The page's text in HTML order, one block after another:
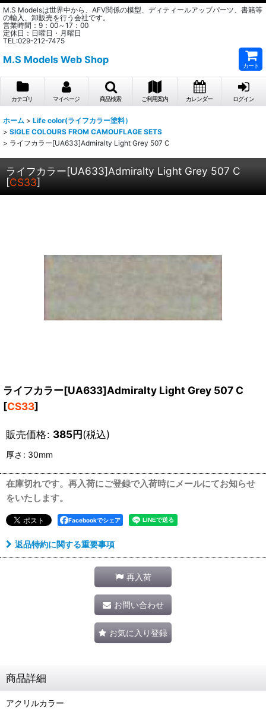
M.S Modelsは世界中から、AFV関係の模型、ディティールアップパーツ、書籍等
の輸入、卸販売を行う会社です。
営業時間：9：00～17：00
定休日：日曜日・月曜日
TEL:029-212-7475
M.S Models Web Shop
カート
カテゴリ マイページ 商品検索 ご利用案内 カレンダー ログイン
ホーム > Life color(ライフカラー塗料）
> SIGLE COLOURS FROM CAMOUFLAGE SETS
> ライフカラー[UA633]Admiralty Light Grey 507 C
ライフカラー[UA633]Admiralty Light Grey 507 C
[CS33]
ライフカラー[UA633]Admiralty Light Grey 507 C
[CS33]
販売価格: 385円(税込)
厚さ : 30mm
在庫切れです。再入荷にご登録で入荷時にメールにてお知らせ
をいたします。
Facebookでシェア
返品特約に関する重要事項
再入荷
お問い合わせ
お気に入り登録
商品詳細
アクリルカラー